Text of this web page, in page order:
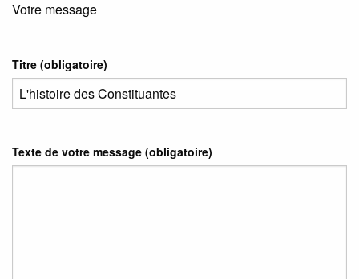
Votre message
Titre (obligatoire)
Texte de votre message (obligatoire)